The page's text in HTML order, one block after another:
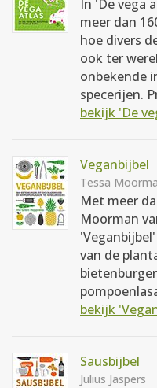
In 'De vega
meer dan
hoe divers
ook ter
onbekende
specerijen.
bekijk 'De
Veganbijbel
Tessa
Met meer
Moorman
van de
bekijk
Sausbijbel
Julius Jaspers